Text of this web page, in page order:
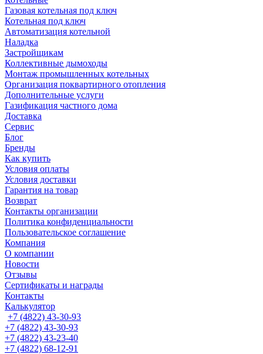
Газовая котельная под ключ
Котельная под ключ
Автоматизация котельной
Наладка
Застройщикам
Коллективные дымоходы
Монтаж промышленных котельных
Организация поквартирного отопления
Дополнительные услуги
Газификация частного дома
Доставка
Сервис
Блог
Бренды
Как купить
Условия оплаты
Условия доставки
Гарантия на товар
Возврат
Контакты организации
Политика конфиденциальности
Пользовательское соглашение
Компания
О компании
Новости
Отзывы
Сертификаты и награды
Контакты
Калькулятор
+7 (4822) 43-30-93
+7 (4822) 43-30-93
+7 (4822) 43-23-40
+7 (4822) 68-12-91